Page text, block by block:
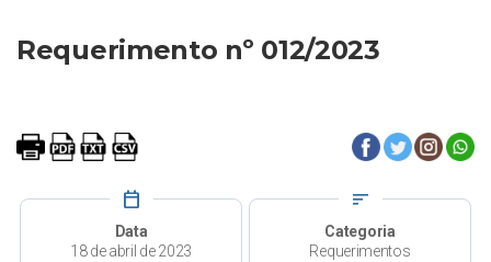
Requerimento nº 012/2023
calendar_today
Data
18 de abril de 2023
sort
Categoria
Requerimentos